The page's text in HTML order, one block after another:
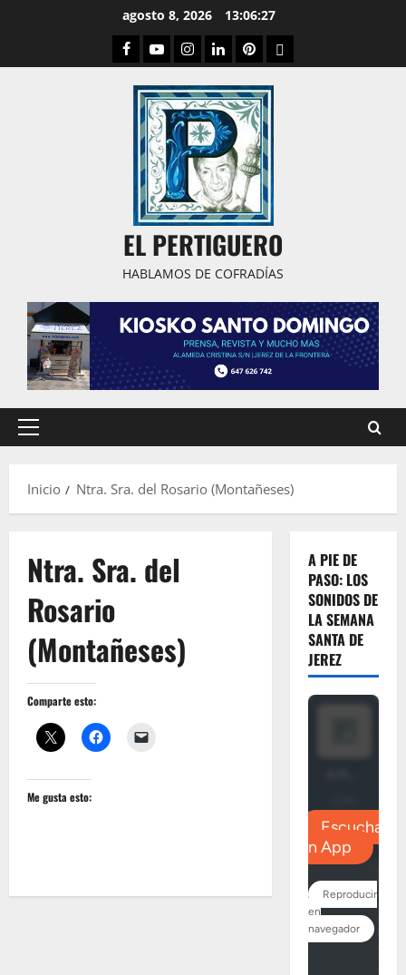
agosto 8, 2026 13:06:28
Facebook
YoutubeInstagram
LinkedPinterestDribbble
EL PERTIGUERO
HABLAMOS DE COFRADÍAS
Menú
Inicio
Ntra. Sra. del Rosario (Montañeses)
Ntra. Sra. del
Rosario
(Montañeses)
Comparte esto:
Me gusta esto:
A PIE DE
PASO: LOS
SONIDOS DE
LA SEMANA
SANTA DE
JEREZ